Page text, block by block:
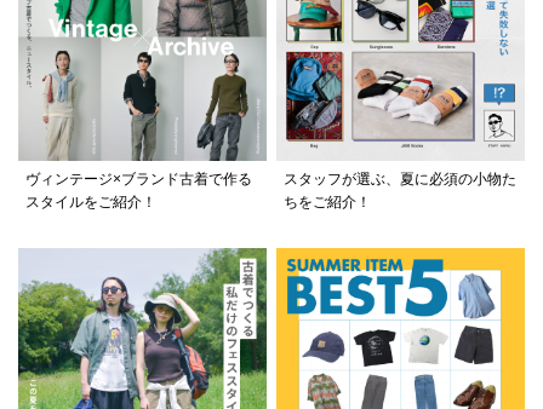
ヴィンテージ×ブランド古着で作る
スタイルをご紹介！
スタッフが選ぶ、夏に必須の小物た
ちをご紹介！